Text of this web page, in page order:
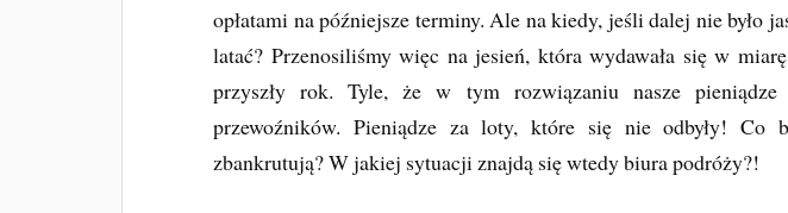
opłatami na późniejsze terminy. Ale na kiedy, jeśli dalej nie było
latać? Przenosiliśmy więc na jesień, która wydawała się w
przyszły rok. Tyle, że w tym rozwiązaniu nasze pieniądze
przewoźników. Pieniądze za loty, które się nie odbyły! Co
zbankrutują? W jakiej sytuacji znajdą się wtedy biura podróży?!